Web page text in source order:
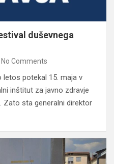
duševnega
No Comments
letos potekal 15. maja v
inštitut za javno zdravje
Zato sta generalni direktor